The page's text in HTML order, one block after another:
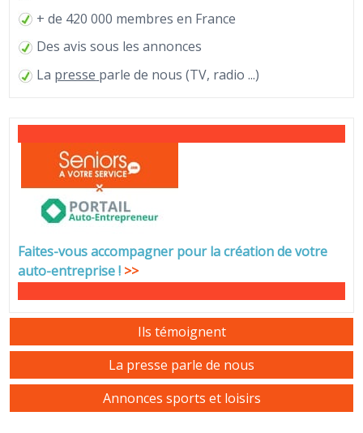
+ de 420 000 membres en France
Des avis sous les annonces
La presse parle de nous (TV, radio ...)
Faites-vous accompagner pour la création de votre
auto-entreprise! >>
Ils témoignent
La presse parle de nous
Annonces sports et loisirs